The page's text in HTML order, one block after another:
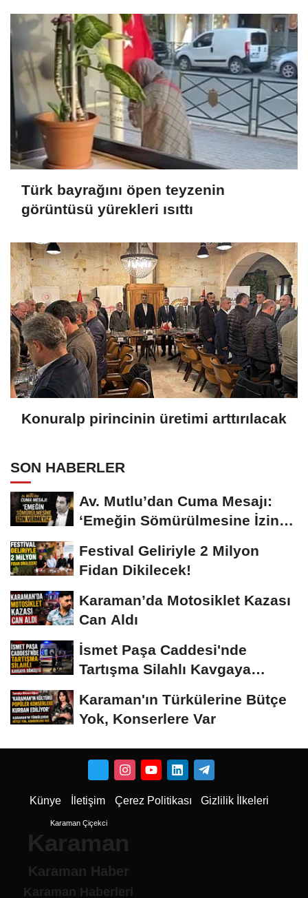
Türk bayrağını öpen teyzenin
görüntüsü yürekleri ısıttı
Konuralp pirincinin üretimi arttırılacak
SON HABERLER
Av. Mutlu’dan Cuma Mesajı:
‘Emeğin Sömürülmesine İzin
Festival Geliriyle 2 Milyon
Fidan Dikilecek!
Karaman’da Motosiklet Kazası
Can Aldı
İsmet Paşa Caddesi'nde
Tartışma Silahlı Kavgaya
Karaman'ın Türkülerine Bütçe
Yok, Konserlere Var
Künye İletişim Çerez Politikası Gizlilik İlkeleri
Karaman Çiçekci
Karaman
Karaman Haber
Karaman Haberleri